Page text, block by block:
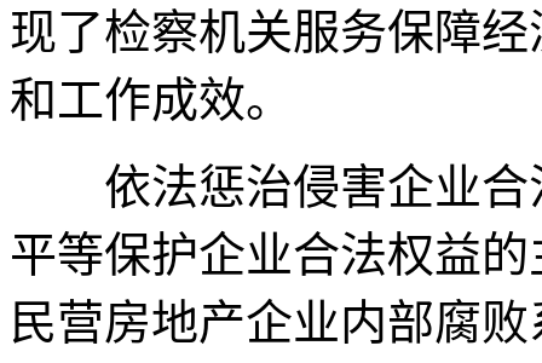
现了检察机关服务保障
和工作成效。
依法惩治侵害企业合
平等保护企业合法权益
民营房地产企业内部腐